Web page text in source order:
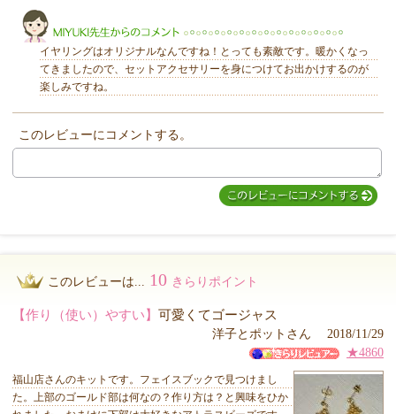
MIYUKI先生からのコメント
イヤリングはオリジナルなんですね！とっても素敵です。暖かくなっ
てきましたので、セットアクセサリーを身につけてお出かけするのが
楽しみですね。
このレビューにコメントする。
このレビューは... 10 きらりポイント
【作り（使い）やすい】 可愛くてゴージャス
洋子とポットさん 2018/11/29
★4860
福山店さんのキットです。フェイスブックで見つけまし
た。上部のゴールド部は何なの？作り方は？と興味をひか